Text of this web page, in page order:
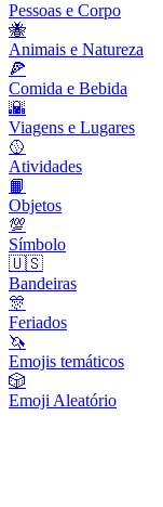
Pessoas e Corpo
🐝
Animais e Natureza
🍕
Comida e Bebida
🌇
Viagens e Lugares
🥎
Atividades
📙
Objetos
💯
Símbolo
🇺🇸
Bandeiras
🎊
Feriados
🦄
Emojis temáticos
🎲
Emoji Aleatório